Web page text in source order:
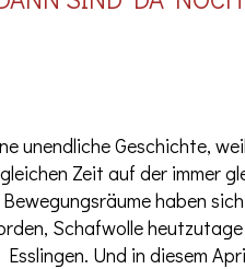
unendliche Geschichte,
Zeit auf der immer
haben
Schafwolle
Und in diesem